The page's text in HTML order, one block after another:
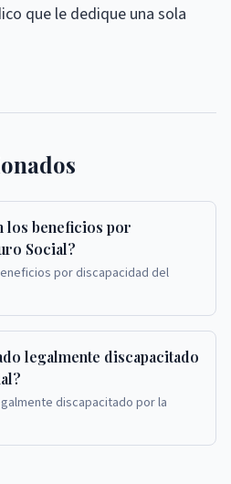
que le dedique una sola
los beneficios por
Social?
por discapacidad del
legalmente discapacitado
discapacitado por la